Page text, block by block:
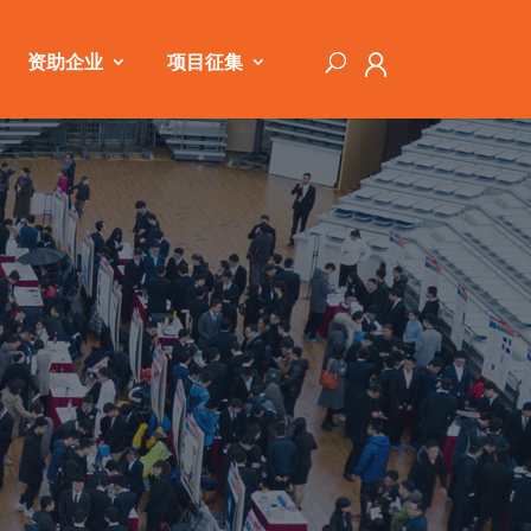
资助企业 项目征集